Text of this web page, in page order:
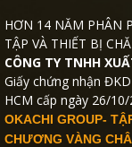
HƠN 14 NĂM PHÂN
TẬP VÀ THIẾT BỊ
CÔNG TY TNHH
Giấy chứng nhận
HCM cấp ngày 26/10/
OKACHI GROUP-
CHƯƠNG VÀNG